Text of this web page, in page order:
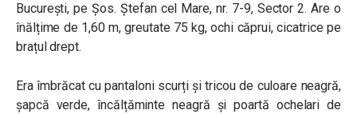
București, pe Șos. Ștefan cel Mare, nr. 7-9, Sector 2. Are o
înălțime de 1,60 m, greutate 75 kg, ochi căprui, cicatrice pe
brațul drept.
Era îmbrăcat cu pantaloni scurți și tricou de culoare neagră,
șapcă verde, încălțăminte neagră și poartă ochelari de